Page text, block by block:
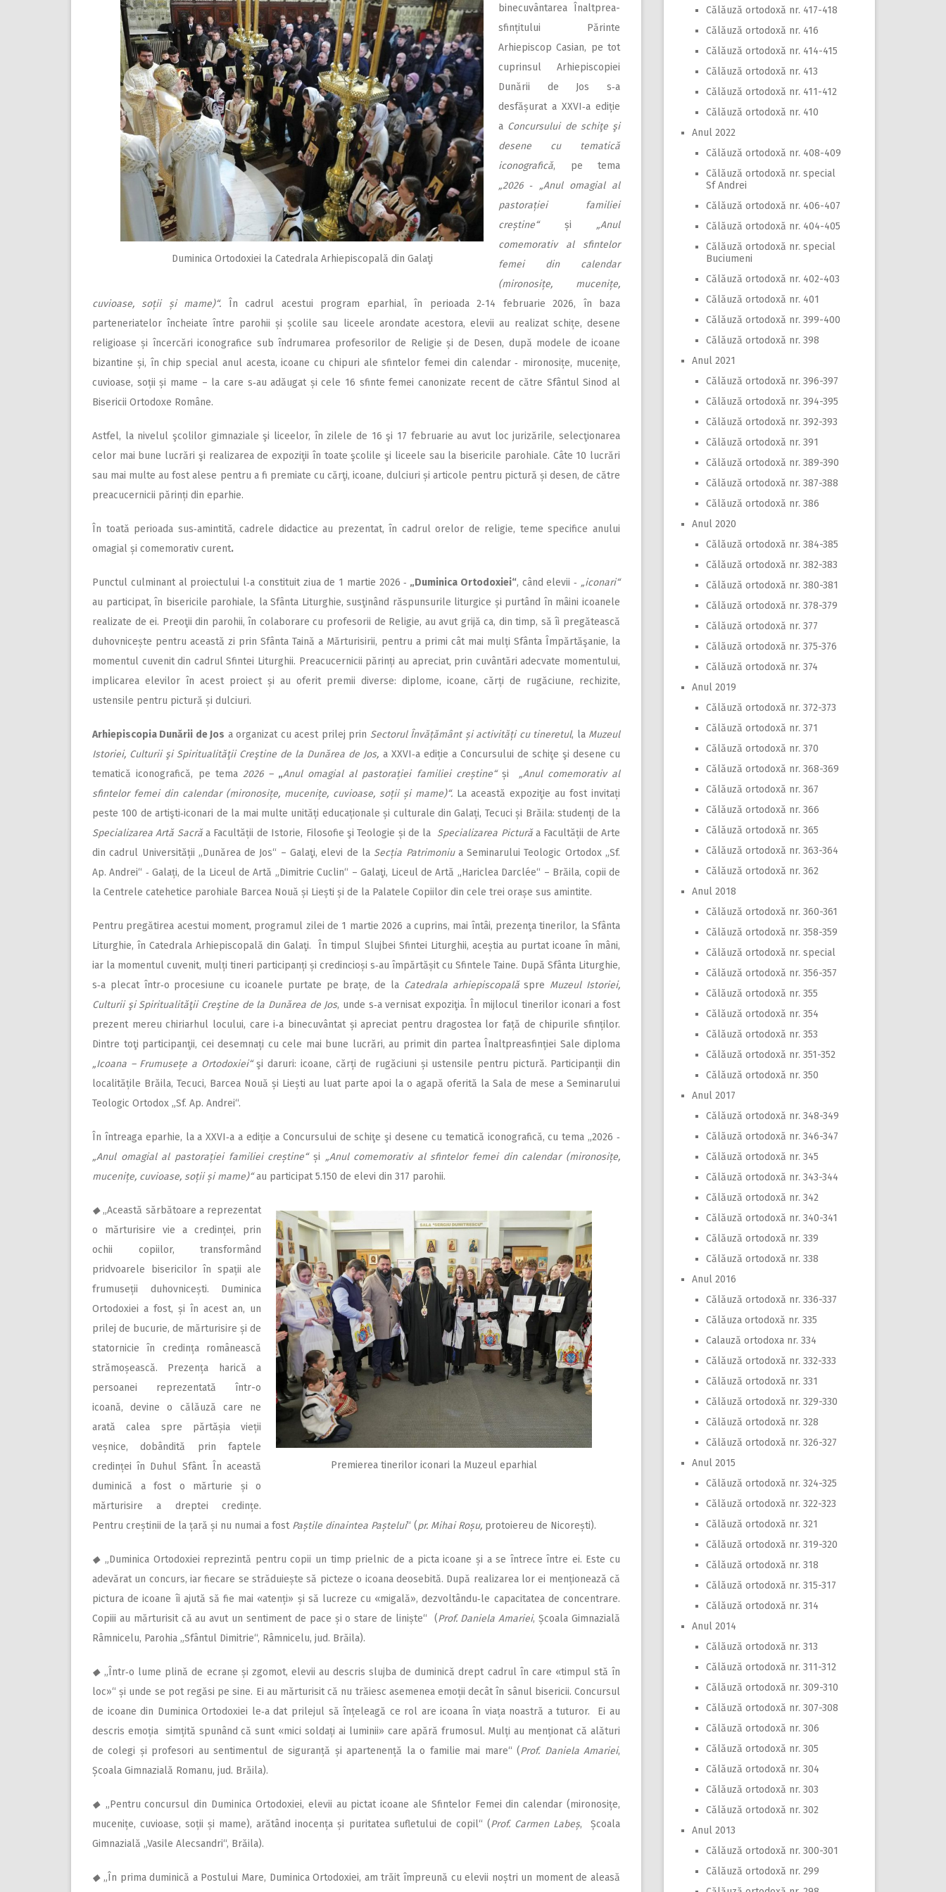
Duminica Ortodoxiei la Catedrala Arhiepiscopală din Galaţi
binecuvântarea Înaltprea­
sfințitului Părinte
Arhiepiscop Casian, pe tot
cuprinsul Arhiepiscopiei
Dunării de Jos s‑a
desfășurat a XXVI‑a ediție
a Concursului de schiţe şi
desene cu tematică
iconografică, pe tema
„2026 ‑ „Anul omagial al
pastorației familiei
creștine“ și „Anul
comemorativ al sfintelor
femei din calendar
(mironosițe, mucenițe,
cuvioase, soții și mame)“. În cadrul acestui program eparhial, în perioada 2‑14 februarie 2026, în baza
parteneriatelor încheiate între parohii și școlile sau liceele arondate acestora, elevii au realizat schițe, desene
religioase și încercări iconografice sub îndrumarea profesorilor de Religie și de Desen, după modele de icoane
bizantine și, în chip special anul acesta, icoane cu chipuri ale sfintelor femei din calendar ‑ mironosițe, mucenițe,
cuvioase, soții și mame – la care s‑au adăugat și cele 16 sfinte femei canonizate recent de către Sfântul Sinod al
Bisericii Ortodoxe Române.
Astfel, la nivelul şcolilor gimnaziale şi liceelor, în zilele de 16 şi 17 februarie au avut loc jurizările, selecţionarea
celor mai bune lucrări şi realizarea de expoziţii în toate şcolile şi liceele sau la bisericile parohiale. Câte 10 lucrări
sau mai multe au fost alese pentru a fi premiate cu cărţi, icoane, dulciuri și articole pentru pictură și desen, de către
preacucernicii părinți din eparhie.
În toată perioada sus‑amintită, cadrele didactice au prezentat, în cadrul orelor de religie, teme specifice anului
omagial și comemorativ curent.
Punctul culminant al proiectului l‑a constituit ziua de 1 martie 2026 ‑ „Duminica Ortodoxiei“, când elevii ‑ „iconari“
au participat, în bisericile parohiale, la Sfânta Liturghie, susţinând răspunsurile liturgice și purtând în mâini icoanele
realizate de ei. Preoţii din parohii, în colaborare cu profesorii de Religie, au avut grijă ca, din timp, să îi pregătească
duhovnicește pentru această zi prin Sfânta Taină a Mărturisirii, pentru a primi cât mai mulți Sfânta Împărtăşanie, la
momentul cuvenit din cadrul Sfintei Liturghii. Preacucernicii părinți au apreciat, prin cuvântări adecvate momentului,
implicarea elevilor în acest proiect și au oferit premii diverse: diplome, icoane, cărți de rugăciune, rechizite,
ustensile pentru pictură și dulciuri.
Arhiepiscopia Dunării de Jos a organizat cu acest prilej prin Sectorul Învățământ și activități cu tineretul, la Muzeul
Istoriei, Culturii şi Spiritualităţii Creştine de la Dunărea de Jos, a XXVI‑a ediție a Concursului de schiţe şi desene cu
tematică iconografică, pe tema 2026 –„Anul omagial al pastorației familiei creștine“ și
„Anul comemorativ al
sfintelor femei din calendar (mironosițe, mucenițe, cuvioase, soții și mame)“. La această expoziţie au fost invitați
peste 100 de artişti‑iconari de la mai multe unități educaționale și culturale din Galați, Tecuci și Brăila: studenți de la
Specializarea Artă Sacrăa Facultății de Istorie, Filosofie şi Teologie și de la Specializarea Picturăa Facultății de Arte
din cadrul Universității „Dunărea de Jos“ – Galaţi, elevi de la Secția Patrimoniua Seminarului Teologic Ortodox „Sf.
Αp. Andrei“ ‑ Galați, de la Liceul de Artă „Dimitrie Cuclin“ – Galaţi, Liceul de Artă „Hariclea Darclée“ – Brăila, copii de
la Centrele catehetice parohiale Barcea Nouă și Liești și de la Palatele Copiilor din cele trei orașe sus amintite.
Pentru pregătirea acestui moment, programul zilei de 1 martie 2026 a cuprins, mai întâi, prezenţa tinerilor, la Sfânta
Liturghie, în Catedrala Arhiepiscopală din Galaţi. În timpul Slujbei Sfintei Liturghii, aceștia au purtat icoane în mâni,
iar la momentul cuvenit, mulți tineri participanți și credincioși s‑au împărtășit cu Sfintele Taine. După Sfânta Liturghie,
s‑a plecat într‑o procesiune cu icoanele purtate pe brațe, de la Catedrala arhiepiscopalăspre Muzeul Istoriei,
Culturii şi Spiritualităţii Creştine de la Dunărea de Jos, unde s‑a vernisat expoziţia. În mijlocul tinerilor iconari a fost
prezent mereu chiriarhul locului, care i‑a binecuvântat și apreciat pentru dragostea lor față de chipurile sfinților.
Dintre toţi participanţii, cei desemnați cu cele mai bune lucrări, au primit din partea Înaltpreasfinției Sale diploma
„Icoana – Frumusețe a Ortodoxiei“şi daruri: icoane, cărți de rugăciuni și ustensile pentru pictură. Participanții din
localitățile Brăila, Tecuci, Barcea Nouă și Liești au luat parte apoi la o agapă oferită la Sala de mese a Seminarului
Teologic Ortodox „Sf. Ap. Andrei“.
În întreaga eparhie, la a XXVI‑a a ediție a Concursului de schiţe şi desene cu tematică iconografică, cu tema „2026 ‑
„Anul omagial al pastorației familiei creștine“ și „Anul comemorativ al sfintelor femei din calendar (mironosițe,
mucenițe, cuvioase, soții și mame)“au participat 5.150 de elevi din 317 parohii.
Premierea tinerilor iconari la Muzeul eparhial
◆„Această sărbătoare a reprezentat
o mărturisire vie a credinței, prin
ochii copiilor, transformând
pridvoarele bisericilor în spații ale
frumuseții duhovnicești. Duminica
Ortodoxiei a fost, și în acest an, un
prilej de bucurie, de mărturisire și de
statornicie în credința românească
strămoșească. Prezența harică a
persoanei reprezentată într-o
icoană, devine o călăuză care ne
arată calea spre părtășia vieții
veșnice, dobândită prin faptele
credinței în Duhul Sfânt. În această
duminică a fost o mărturie și o
mărturisire a dreptei credințe.
Pentru creștinii de la țară și nu numai a fost Paștile dinaintea Paștelui“ (pr. Mihai Roșu, protoiereu de Nicorești).
◆ „Duminica Ortodoxiei reprezintă pentru copii un timp prielnic de a picta icoane și a se întrece între ei. Este cu
adevărat un concurs, iar fiecare se străduiește să picteze o icoana deosebită. După realizarea lor ei menționează că
pictura de icoane îi ajută să fie mai «atenți» și să lucreze cu «migală», dezvoltându‑le capacitatea de concentrare.
Copiii au mărturisit că au avut un sentiment de pace și o stare de liniște“ (Prof. Daniela Amariei, Școala Gimnazială
Râmnicelu, Parohia „Sfântul Dimitrie“, Râmnicelu, jud. Brăila).
◆ „Într‑o lume plină de ecrane și zgomot, elevii au descris slujba de duminică drept cadrul în care «timpul stă în
loc»“ și unde se pot regăsi pe sine. Ei au mărturisit că nu trăiesc asemenea emoții decât în sânul bisericii. Concursul
de icoane din Duminica Ortodoxiei le‑a dat prilejul să înțeleagă ce rol are icoana în viața noastră a tuturor. Ei au
descris emoția simțită spunând că sunt «mici soldați ai luminii» care apără frumosul. Mulți au menționat că alături
de colegi și profesori au sentimentul de siguranță și apartenență la o familie mai mare“ (Prof. Daniela Amariei,
Școala Gimnazială Romanu, jud. Brăila).
◆ „Pentru concursul din Duminica Ortodoxiei, elevii au pictat icoane ale Sfintelor Femei din calendar (mironosițe,
mucenițe, cuvioase, soții și mame), arătând inocența și puritatea sufletului de copil“ (Prof. Carmen Labeș, Școala
Gimnazială „Vasile Alecsandri“, Brăila).
◆„În prima duminică a Postului Mare, Duminica Ortodoxiei, am trăit împreună cu elevii noștri un moment de aleasă
Călăuză ortodoxă nr. 417-418
Călăuză ortodoxă nr. 416
Călăuză ortodoxă nr. 414-415
Călăuză ortodoxă nr. 413
Călăuză ortodoxă nr. 411-412
Călăuză ortodoxă nr. 410
Anul 2022
Călăuză ortodoxă nr. 408-409
Călăuză ortodoxă nr. special
Sf Andrei
Călăuză ortodoxă nr. 406-407
Călăuză ortodoxă nr. 404-405
Călăuză ortodoxă nr. special
Buciumeni
Călăuză ortodoxă nr. 402-403
Călăuză ortodoxă nr. 401
Călăuză ortodoxă nr. 399-400
Călăuză ortodoxă nr. 398
Anul 2021
Călăuză ortodoxă nr. 396-397
Călăuză ortodoxă nr. 394-395
Călăuză ortodoxă nr. 392-393
Călăuză ortodoxă nr. 391
Călăuză ortodoxă nr. 389-390
Călăuză ortodoxă nr. 387-388
Călăuză ortodoxă nr. 386
Anul 2020
Călăuză ortodoxă nr. 384-385
Călăuză ortodoxă nr. 382-383
Călăuză ortodoxă nr. 380-381
Călăuză ortodoxă nr. 378-379
Călăuză ortodoxă nr. 377
Călăuză ortodoxă nr. 375-376
Călăuză ortodoxă nr. 374
Anul 2019
Călăuză ortodoxă nr. 372-373
Călăuză ortodoxă nr. 371
Călăuză ortodoxă nr. 370
Călăuză ortodoxă nr. 368-369
Călăuză ortodoxă nr. 367
Călăuză ortodoxă nr. 366
Călăuză ortodoxă nr. 365
Călăuză ortodoxă nr. 363-364
Călăuză ortodoxă nr. 362
Anul 2018
Călăuză ortodoxă nr. 360-361
Călăuză ortodoxă nr. 358-359
Călăuză ortodoxă nr. special
Călăuză ortodoxă nr. 356-357
Călăuză ortodoxă nr. 355
Călăuză ortodoxă nr. 354
Călăuză ortodoxă nr. 353
Călăuză ortodoxă nr. 351-352
Călăuză ortodoxă nr. 350
Anul 2017
Călăuză ortodoxă nr. 348-349
Călăuză ortodoxă nr. 346-347
Călăuză ortodoxă nr. 345
Călăuză ortodoxă nr. 343-344
Călăuză ortodoxă nr. 342
Călăuză ortodoxă nr. 340-341
Călăuză ortodoxă nr. 339
Călăuză ortodoxă nr. 338
Anul 2016
Călăuză ortodoxă nr. 336-337
Călăuza ortodoxă nr. 335
Calauză ortodoxa nr. 334
Călăuză ortodoxă nr. 332-333
Călăuză ortodoxă nr. 331
Călăuză ortodoxă nr. 329-330
Călăuză ortodoxă nr. 328
Călăuză ortodoxă nr. 326-327
Anul 2015
Călăuză ortodoxă nr. 324-325
Călăuză ortodoxă nr. 322-323
Călăuză ortodoxă nr. 321
Călăuză ortodoxă nr. 319-320
Călăuză ortodoxă nr. 318
Călăuză ortodoxă nr. 315-317
Călăuză ortodoxă nr. 314
Anul 2014
Călăuză ortodoxă nr. 313
Călăuză ortodoxă nr. 311-312
Călăuză ortodoxă nr. 309-310
Călăuză ortodoxă nr. 307-308
Călăuză ortodoxă nr. 306
Călăuză ortodoxă nr. 305
Călăuză ortodoxă nr. 304
Călăuză ortodoxă nr. 303
Călăuză ortodoxă nr. 302
Anul 2013
Călăuză ortodoxă nr. 300-301
Călăuză ortodoxă nr. 299